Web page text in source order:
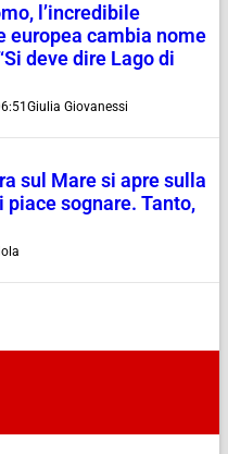
l’incredibile
europea cambia nome
deve dire Lago di
Giulia Giovanessi
sul Mare si apre sulla
piace sognare. Tanto,